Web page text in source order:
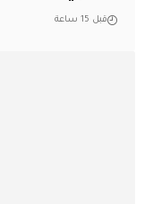
قبل 15 ساعة